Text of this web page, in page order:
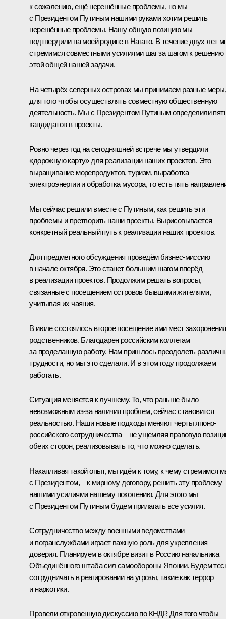
к сожалению, ещё нерешённые проблемы, но мы
с Президентом Путиным нашими руками хотим решить
нерешённые проблемы. Нашу общую позицию мы
подтвердили на моей родине в Нагато. В течение двух лет
стремимся совместными усилиями шаг за шагом к решению
этой общей нашей задачи.
На четырёх северных островах мы принимаем разные меры,
для того чтобы осуществлять совместную общественную
деятельность. Мы с Президентом Путиным определили
кандидатов в проекты.
Ровно через год на сегодняшней встрече мы утвердили
«дорожную карту» для реализации наших проектов. Это
выращивание морепродуктов, туризм, выработка
электроэнергии и обработка мусора, то есть пять
Мы сейчас решили вместе с Путиным, как решить эти
проблемы и претворить наши проекты. Вырисовывается
конкретный реальный путь к реализации наших проектов.
Для предметного обсуждения проведём бизнес-миссию
в начале октября. Это станет большим шагом вперёд
в реализации проектов. Продолжим решать вопросы,
связанные с посещением островов бывшими жителями,
учитывая их чаяния.
В июле состоялось второе посещение ими мест захоронения
родственников. Благодарен российским коллегам
за проделанную работу. Нам пришлось преодолеть
трудности, но мы это сделали. И в этом году продолжаем
работать.
Ситуация меняется к лучшему. То, что раньше было
невозможным из‑за наличия проблем, сейчас становится
реальностью. Наши новые подходы меняют черты японо-
российского сотрудничества – не ущемляя правовую
обеих сторон, реализовывать то, что можно сделать.
Накапливая такой опыт, мы идём к тому, к чему стремимся
с Президентом, – к мирному договору, решить эту проблему
нашими усилиями нашему поколению. Для этого мы
с Президентом Путиным будем прилагать все усилия.
Сотрудничество между военными ведомствами
и погранслужбами играет важную роль для укрепления
доверия. Планируем в октябре визит в Россию начальника
Объединённого штаба сил самообороны Японии. Будем
сотрудничать в реагировании на угрозы, такие как террор
и наркотики.
Провели откровенную дискуссию по КНДР. Для того чтобы